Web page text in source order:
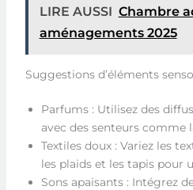
LIRE AUSSI Chambre
aménagements 2025
Suggestions d’éléments
Parfums : Utilisez des
avec des senteurs comme
Textiles doux : Variez les
les plaids et les tapis pour
Sons apaisants : Intégrez